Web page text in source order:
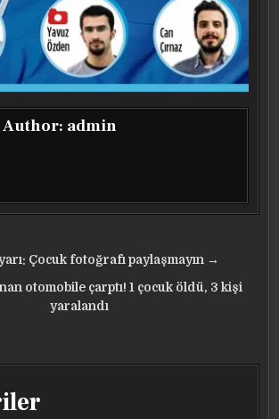
Author: admin
Çocuk fotoğrafı paylaşmayın →
otomobile çarptı! 1 çocuk öldü, 3 kişi
yaralandı